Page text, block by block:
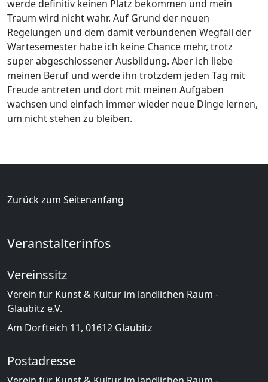
werde definitiv keinen Platz bekommen und mein
Traum wird nicht wahr. Auf Grund der neuen
Regelungen und dem damit verbundenen Wegfall der
Wartesemester habe ich keine Chance mehr, trotz
super abgeschlossener Ausbildung. Aber ich liebe
meinen Beruf und werde ihn trotzdem jeden Tag mit
Freude antreten und dort mit meinen Aufgaben
wachsen und einfach immer wieder neue Dinge lernen,
um nicht stehen zu bleiben.
Zurück zum Seitenanfang
Veranstalterinfos
Vereinssitz
Verein für Kunst & Kultur im ländlichen Raum -
Glaubitz e.V.
Am Dorfteich 11, 01612 Glaubitz
Postadresse